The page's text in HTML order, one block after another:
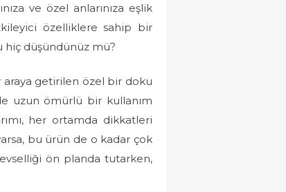
ve özel anlarınıza eşlik
özelliklere sahip bir
düşündünüz mü?
getirilen özel bir doku
uzun ömürlü bir kullanım
her ortamda dikkatleri
bu ürün de o kadar çok
ön planda tutarken,